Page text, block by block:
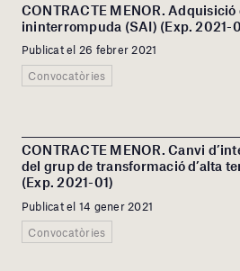
CONTRACTE MENOR. Adquisició
ininterrompuda (SAI) (Exp. 2021-
Publicat el 26 febrer 2021
Convocatòries
CONTRACTE MENOR. Canvi
del grup de transformació d’alta
(Exp. 2021-01)
Publicat el 14 gener 2021
Convocatòries